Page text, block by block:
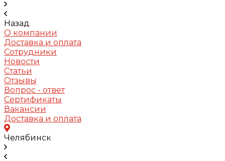
Назад
О компании
Доставка и оплата
Сотрудники
Новости
Статьи
Отзывы
Вопрос - ответ
Сертификаты
Вакансии
Доставка и оплата
Челябинск